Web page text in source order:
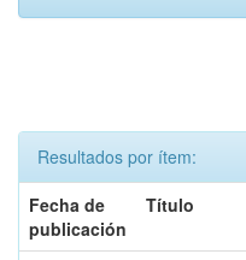
Resultados por ítem:
Fecha de
publicación
Título